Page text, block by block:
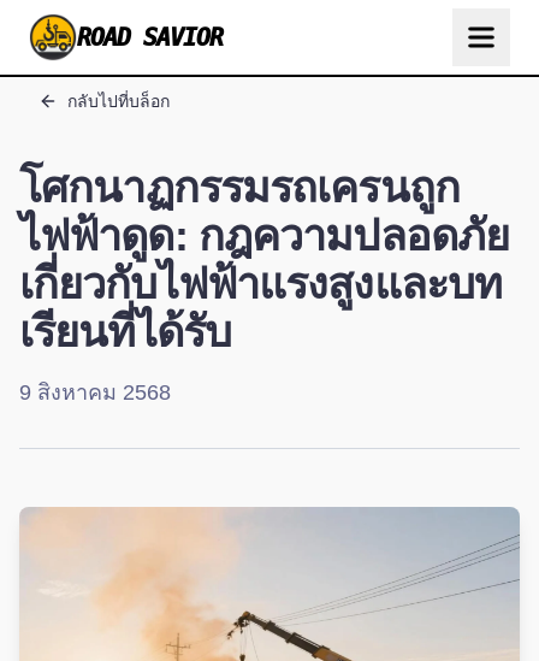
ROAD SAVIOR
กลับไปที่บล็อก
โศกนาฏกรรมรถเครนถูก
ไฟฟ้าดูด: กฎความปลอดภัย
เกี่ยวกับไฟฟ้าแรงสูงและบท
เรียนที่ได้รับ
9 สิงหาคม 2568